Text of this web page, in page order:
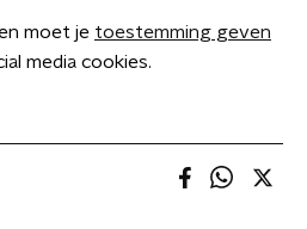
moet je toestemming geven
media cookies.